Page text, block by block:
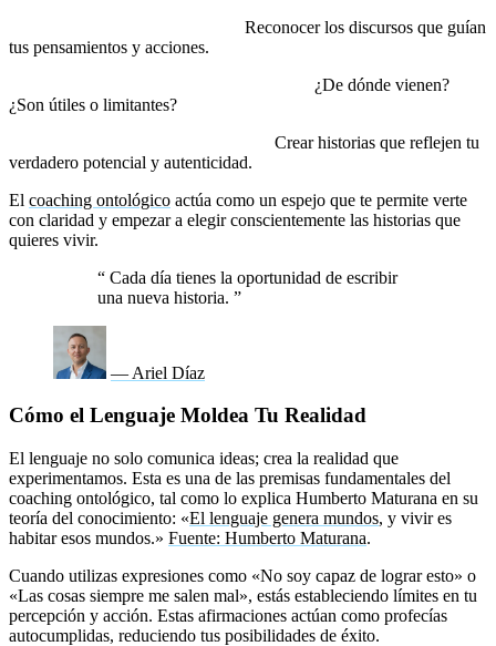
Reconocer los discursos que guían
tus pensamientos y acciones.
¿De dónde vienen?
¿Son útiles o limitantes?
Crear historias que reflejen tu
verdadero potencial y autenticidad.
El coaching ontológico actúa como un espejo que te permite verte
con claridad y empezar a elegir conscientemente las historias que
quieres vivir.
“ Cada día tienes la oportunidad de escribir
una nueva historia. ”
— Ariel Díaz
Cómo el Lenguaje Moldea Tu Realidad
El lenguaje no solo comunica ideas; crea la realidad que
experimentamos. Esta es una de las premisas fundamentales del
coaching ontológico, tal como lo explica Humberto Maturana en su
teoría del conocimiento: «El lenguaje genera mundos, y vivir es
habitar esos mundos.» Fuente: Humberto Maturana.
Cuando utilizas expresiones como «No soy capaz de lograr esto» o
«Las cosas siempre me salen mal», estás estableciendo límites en tu
percepción y acción. Estas afirmaciones actúan como profecías
autocumplidas, reduciendo tus posibilidades de éxito.